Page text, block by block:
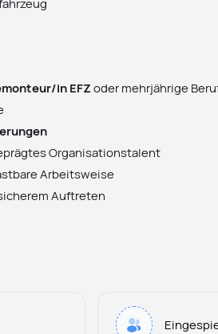
in EFZ oder mehrjährige
Organisationstalent
Arbeitsweise
Auftreten